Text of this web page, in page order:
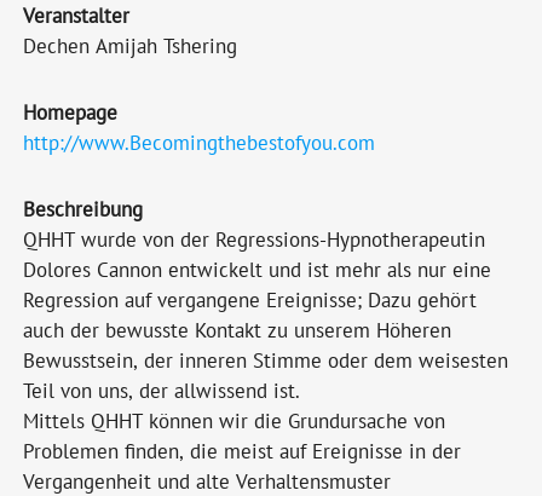
Veranstalter
Dechen Amijah Tshering
Homepage
http://www.Becomingthebestofyou.com
Beschreibung
QHHT wurde von der Regressions-Hypnotherapeutin
Dolores Cannon entwickelt und ist mehr als nur eine
Regression auf vergangene Ereignisse; Dazu gehört
auch der bewusste Kontakt zu unserem Höheren
Bewusstsein, der inneren Stimme oder dem weisesten
Teil von uns, der allwissend ist.
Mittels QHHT können wir die Grundursache von
Problemen finden, die meist auf Ereignisse in der
Vergangenheit und alte Verhaltensmuster